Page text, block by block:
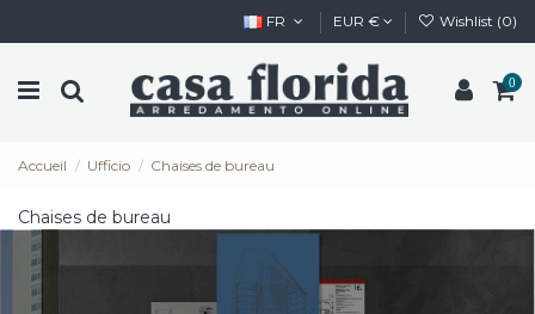
FR EUR € Wishlist (0)
0
Accueil Ufficio Chaises de bureau
Chaises de bureau